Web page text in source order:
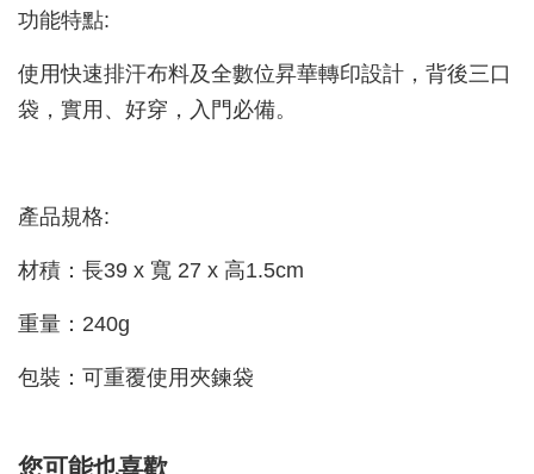
功能特點:
使用快速排汗布料及全數位昇華轉印設計，背後三口
袋，實用、好穿，入門必備。
產品規格:
材積：長39 x 寬 27 x 高1.5cm
重量：240g
包裝：可重覆使用夾鍊袋